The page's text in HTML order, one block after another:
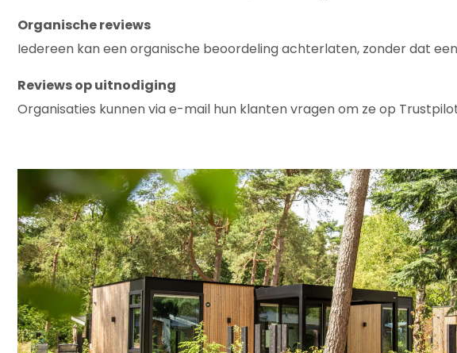
Organische reviews
Iedereen kan een organische beoordeling achterlaten, zonder dat
Reviews op uitnodiging
Organisaties kunnen via e-mail hun klanten vragen om ze op